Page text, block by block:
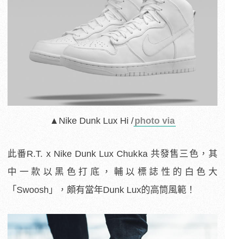
▲Nike Dunk Lux Hi /photo via
此番R.T. x Nike Dunk Lux Chukka 共發售三色，其
中一款以黑色打底，輔以標誌性的白色大
「Swoosh」，頗有當年Dunk Lux的高筒風範！